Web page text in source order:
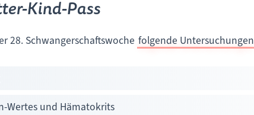
Kind-Pass
28. Schwangerschaftswoche folgende Untersuchungen
Wertes und Hämatokrits